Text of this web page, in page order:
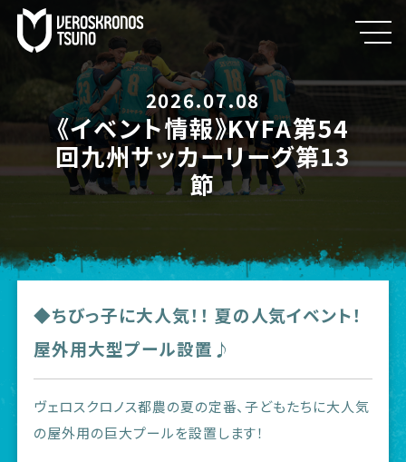
2026.07.08
《イベント情報》KYFA第54
回九州サッカーリーグ第13
節
◆ちびっ子に大人気！！ 夏の人気イベント！
屋外用大型プール設置♪
ヴェロスクロノス都農の夏の定番、子どもたちに大人気
の屋外用の巨大プールを設置します！